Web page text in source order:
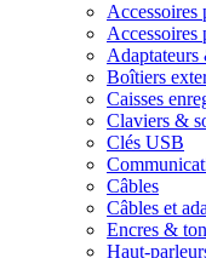
Accessoires
Accessoires
Adaptateurs
Boîtiers
Caisses
Claviers &
Clés USB
Câbles
Câbles et
Encres &
Haut-